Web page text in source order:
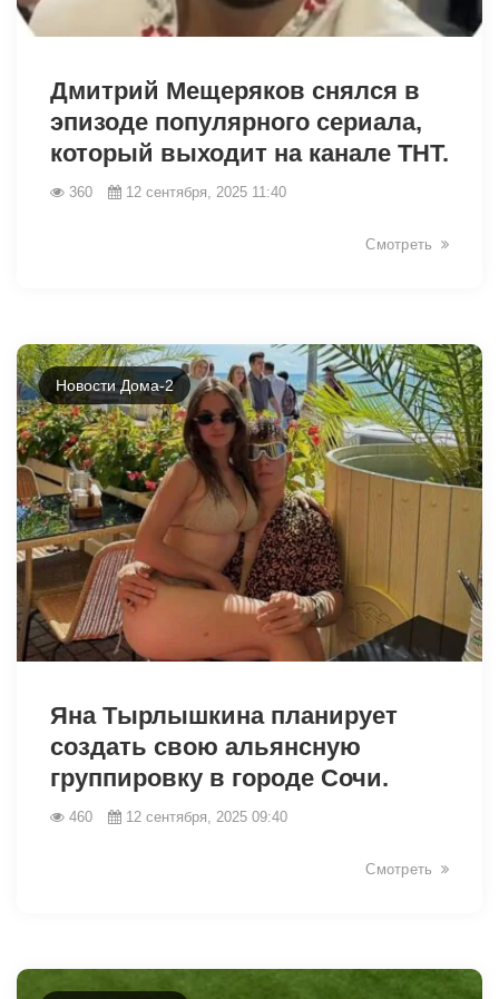
Дмитрий Мещеряков снялся в
эпизоде популярного сериала,
который выходит на канале ТНТ.
360 12 сентября, 2025 11:40
Смотреть
Новости Дома-2
Яна Тырлышкина планирует
создать свою альянсную
группировку в городе Сочи.
460 12 сентября, 2025 09:40
Смотреть